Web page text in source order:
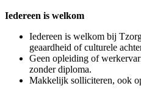
Iedereen is welkom
Iedereen is welkom bij
geaardheid of culturele
Geen opleiding of
zonder diploma.
Makkelijk solliciteren, ook